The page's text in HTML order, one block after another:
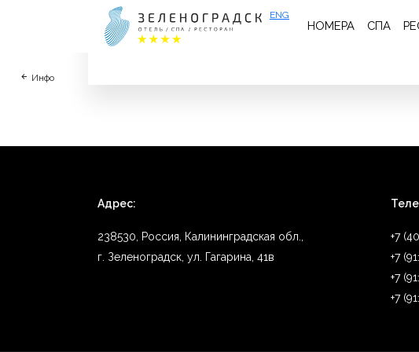
ENG
НОМЕРА СПА
Инфо
Самый лучший персонал. Лучший Спа-Отель.
Адрес:
238530, Россия, Калининградская обл.,
г. Зеленоградск, ул. Гагарина, 41в
+7
+7
+7
+7